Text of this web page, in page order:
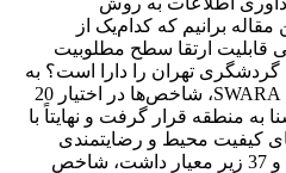
برانیم که کدام‌یک از
قابلیت ارتقا سطح مطلوبیت
بخش گردشگری تهران را دارا است؟ به
همین منظور با استفاده از مدل SWARA، شاخص‌ها در اختیار 20
به منطقه قرار گرفت و نهایتاً با
کیفیت محیط و رضایتمندی
گردشگر که هشت معیار اصلی و 37 زیر معیار داشت، شاخص